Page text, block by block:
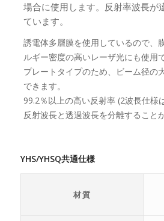
場合に使用します。反射率波長が
ています。
誘電体多層膜を使用しているので、
ルギー密度の高いレーザ光にも使用
プレートタイプのため、ビーム径の
できます。
99.2％以上の高い反射率 (2波長仕様
反射波長と透過波長を分離すること
YHS/YHSQ共通仕様
材質